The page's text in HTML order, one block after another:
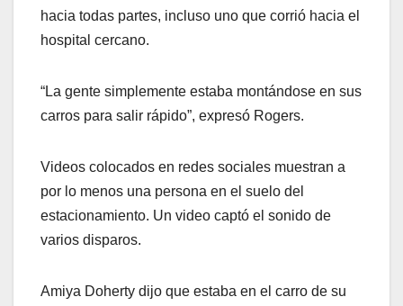
hacia todas partes, incluso uno que corrió hacia el
hospital cercano.
“La gente simplemente estaba montándose en sus
carros para salir rápido”, expresó Rogers.
Videos colocados en redes sociales muestran a
por lo menos una persona en el suelo del
estacionamiento. Un video captó el sonido de
varios disparos.
Amiya Doherty dijo que estaba en el carro de su